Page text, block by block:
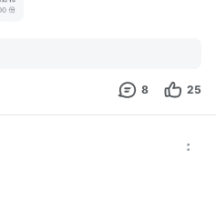
8 25